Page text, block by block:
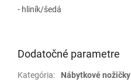
- hliník/šedá
Dodatočné parametre
Kategória:
Nábytkové nožičky